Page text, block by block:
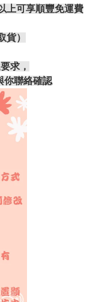
上可享順豐免運費
貨）
求，
你聯絡確認